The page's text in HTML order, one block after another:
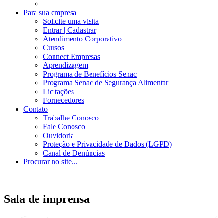
Para sua empresa
Solicite uma visita
Entrar | Cadastrar
Atendimento Corporativo
Cursos
Connect Empresas
Aprendizagem
Programa de Benefícios Senac
Programa Senac de Segurança Alimentar
Licitações
Fornecedores
Contato
Trabalhe Conosco
Fale Conosco
Ouvidoria
Proteção e Privacidade de Dados (LGPD)
Canal de Denúncias
Procurar no site...
Sala de imprensa